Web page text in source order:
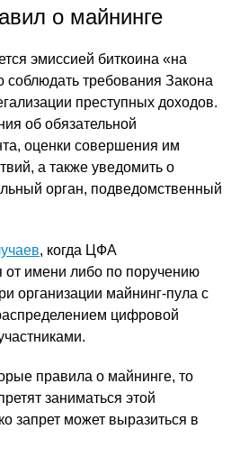
о майнинге
эмиссией биткоина «на
соблюдать требования Закона
преступных доходов.
об обязательной
оценки совершения им
а также уведомить о
орган, подведомственный
, когда ЦФА
от имени либо по поручению
организации майнинг-пула с
цифровой
правила о майнинге, то
заниматься этой
запрет может выразиться в